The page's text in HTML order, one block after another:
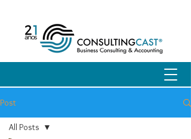
Post
All Posts